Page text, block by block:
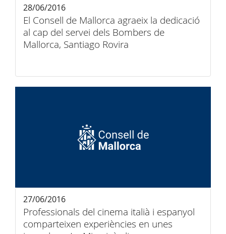
El Consell de Mallorca agraeix la dedicació
al cap del servei dels Bombers de
Mallorca, Santiago Rovira
28/06/2016
Professionals del cinema italià i espanyol
comparteixen experiències en unes
27/06/2016